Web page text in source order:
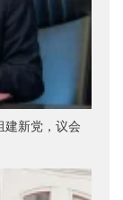
建新党，议会